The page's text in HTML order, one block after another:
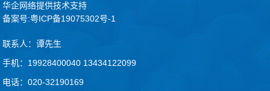
华企网络提供技术支持
备案号:粤ICP备19075302号-1
联系人：谭先生
手机：19928400040 13434122099
电话：020-32190169